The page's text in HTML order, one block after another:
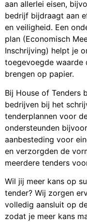
aan allerlei eisen,
bedrijf bijdraagt aan
en veiligheid. Een
plan (Economisch
Inschrijving) helpt je
toegevoegde waarde
brengen op papier.
Bij House of Tenders
bedrijven bij het
tenderplannen voor
ondersteunden
aanbesteding voor
en verzorgden de
meerdere tenders
Wil jij meer kans op
tender? Wij zorgen
volledig aansluit op
zodat je meer kans